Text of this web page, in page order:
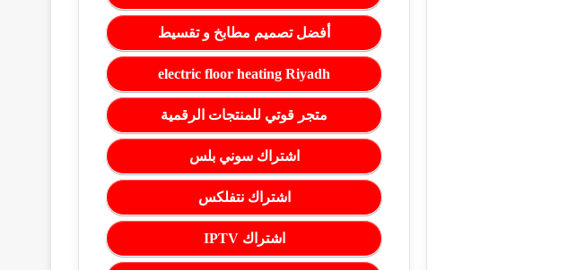
أفضل تصميم مطابخ و تقسيط
electric floor heating Riyadh
متجر قوتي للمنتجات الرقمية
اشتراك سوني بلس
اشتراك نتفلكس
اشتراك IPTV